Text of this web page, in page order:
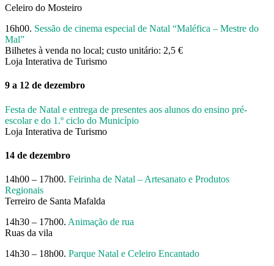
Celeiro do Mosteiro
16h00. Sessão de cinema especial de Natal “Maléfica – Mestre do
Mal”
Bilhetes à venda no local; custo unitário: 2,5 €
Loja Interativa de Turismo
9 a 12 de dezembro
Festa de Natal e entrega de presentes aos alunos do ensino pré-
escolar e do 1.º ciclo do Município
Loja Interativa de Turismo
14 de dezembro
14h00 – 17h00. Feirinha de Natal – Artesanato e Produtos
Regionais
Terreiro de Santa Mafalda
14h30 – 17h00. Animação de rua
Ruas da vila
14h30 – 18h00. Parque Natal e Celeiro Encantado